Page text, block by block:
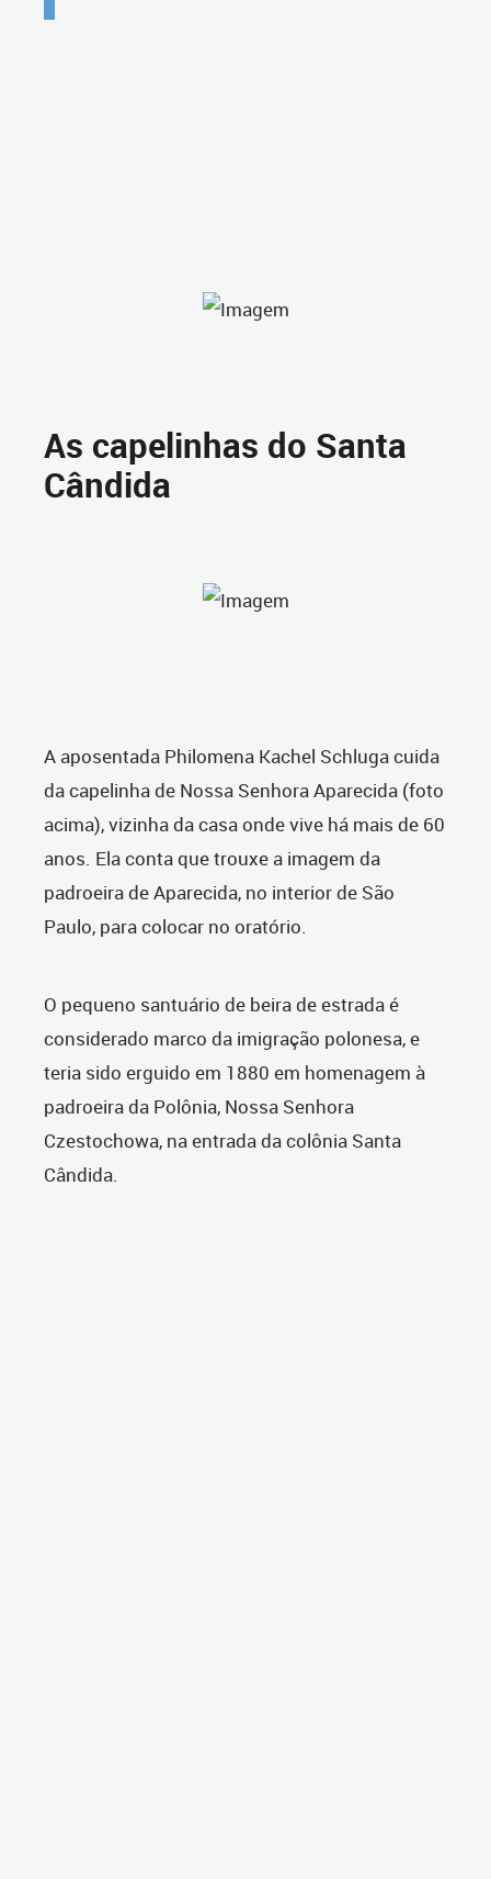
As capelinhas do Santa
Cândida
A aposentada Philomena Kachel Schluga cuida
da capelinha de Nossa Senhora Aparecida (foto
acima), vizinha da casa onde vive há mais de 60
anos. Ela conta que trouxe a imagem da
padroeira de Aparecida, no interior de São
Paulo, para colocar no oratório.
O pequeno santuário de beira de estrada é
considerado marco da imigração polonesa, e
teria sido erguido em 1880 em homenagem à
padroeira da Polônia, Nossa Senhora
Czestochowa, na entrada da colônia Santa
Cândida.